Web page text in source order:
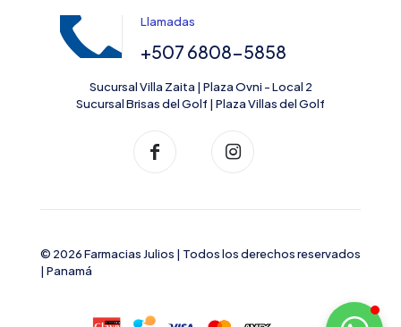
Llamadas
+507 6808-5858
Sucursal Villa Zaita | Plaza Ovni - Local 2
Sucursal Brisas del Golf | Plaza Villas del Golf
© 2026 Farmacias Julios | Todos los derechos reservados
| Panamá